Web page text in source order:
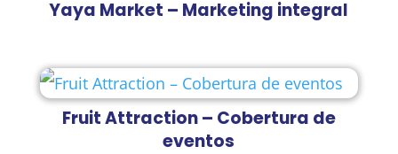
Yaya Market – Marketing integral
Fruit Attraction – Cobertura de
eventos